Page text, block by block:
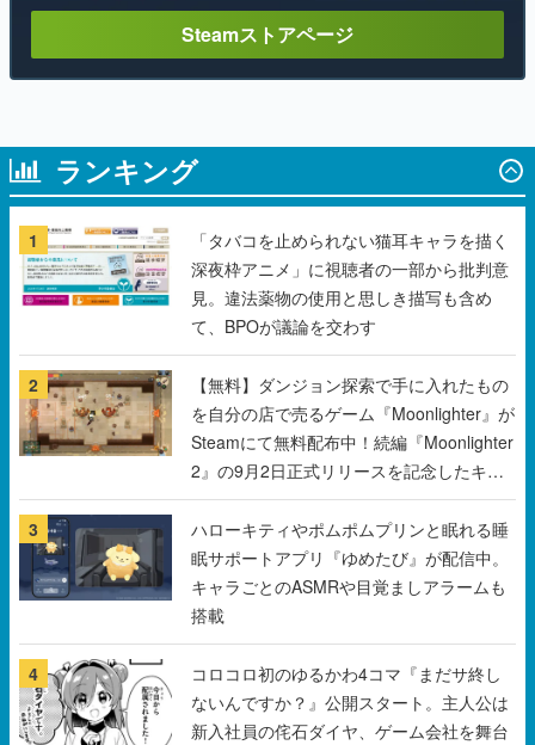
ランキング
1
「タバコを止められない猫耳キャラを描く
深夜枠アニメ」に視聴者の一部から批判意
見。違法薬物の使用と思しき描写も含め
て、BPOが議論を交わす
2
【無料】ダンジョン探索で手に入れたもの
を自分の店で売るゲーム『Moonlighter』が
Steamにて無料配布中！続編『Moonlighter
2』の9月2日正式リリースを記念したキャ
ンペーン
3
ハローキティやポムポムプリンと眠れる睡
眠サポートアプリ『ゆめたび』が配信中。
キャラごとのASMRや目覚ましアラームも
搭載
4
コロコロ初のゆるかわ4コマ『まだサ終し
ないんですか？』公開スタート。主人公は
新入社員の侘石ダイヤ、ゲーム会社を舞台
にトラブルへ対応する社員たちを描く
5
『VALORANT』元プロ「GON」の“あの名